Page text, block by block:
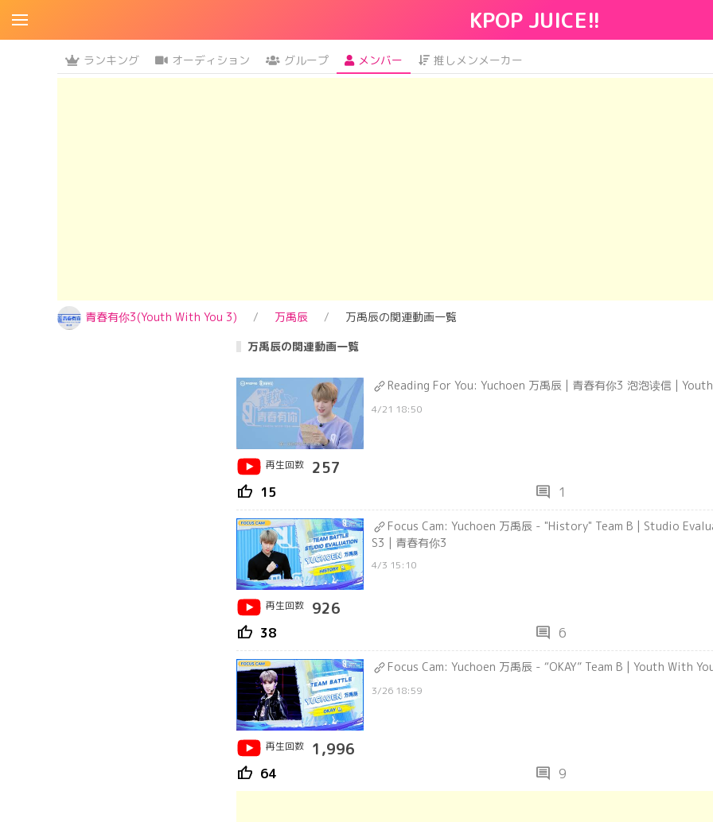
KPOP JUICE!!
ランキング オーディション グループ メンバー 推しメンメーカー
青春有你3(Youth With You 3) 万禹辰
万禹辰の関連動画一覧
万禹辰の関連動画一覧
Reading For You: Yuchoen 万禹辰 | 青春有你3 泡泡读信 |
4/21 18:50
再生回数 257
thumb_up 15 comment 1
Focus Cam: Yuchoen 万禹辰 - "History" Team B | Studio Evaluation | Youth With You
S3 | 青春有你3
4/3 15:10
再生回数 926
thumb_up 38 comment 6
Focus Cam: Yuchoen 万禹辰 - “OKAY” Team B | Youth With
3/26 18:59
再生回数 1,996
thumb_up 64 comment 9